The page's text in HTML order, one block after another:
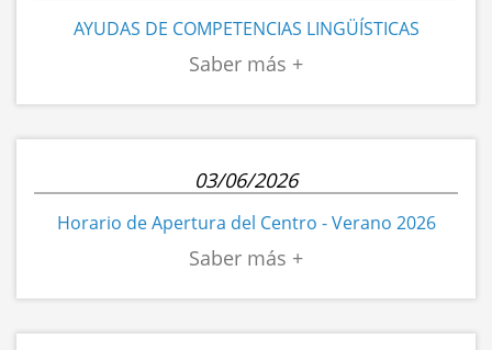
AYUDAS DE COMPETENCIAS LINGÜÍSTICAS
03/06/2026
Horario de Apertura del Centro - Verano 2026